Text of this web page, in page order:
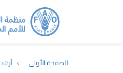
الصفحة الأولى